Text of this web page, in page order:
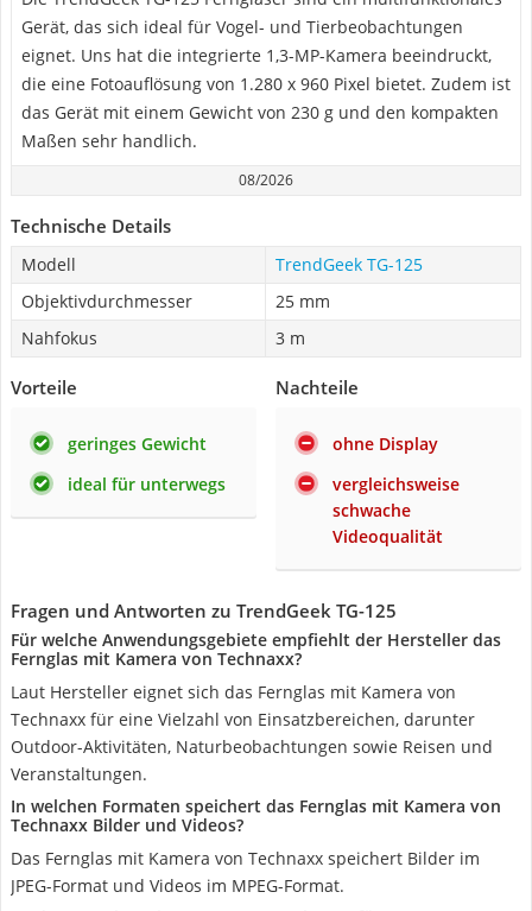
Gerät, das sich ideal für Vogel- und Tierbeobachtungen
eignet. Uns hat die integrierte 1,3-MP-Kamera beeindruckt,
die eine Fotoauflösung von 1.280 x 960 Pixel bietet. Zudem ist
das Gerät mit einem Gewicht von 230 g und den kompakten
Maßen sehr handlich.
08/2026
Technische Details
Modell
TrendGeek TG-125
Objektivdurchmesser
25 mm
Nahfokus
3 m
Vorteile
geringes Gewicht
ideal für unterwegs
Nachteile
ohne Display
vergleichsweise
schwache
Videoqualität
Fragen und Antworten zu TrendGeek TG-125
Für welche Anwendungsgebiete empfiehlt der Hersteller das
Fernglas mit Kamera von Technaxx?
Laut Hersteller eignet sich das Fernglas mit Kamera von
Technaxx für eine Vielzahl von Einsatzbereichen, darunter
Outdoor-Aktivitäten, Naturbeobachtungen sowie Reisen und
Veranstaltungen.
In welchen Formaten speichert das Fernglas mit Kamera von
Technaxx Bilder und Videos?
Das Fernglas mit Kamera von Technaxx speichert Bilder im
JPEG-Format und Videos im MPEG-Format.